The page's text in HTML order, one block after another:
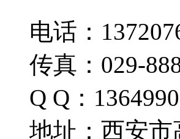
电话：
传真：029-
Q Q：
地址：西安市